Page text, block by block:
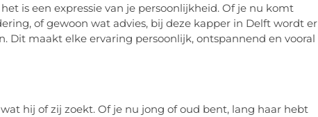
is een expressie van je persoonlijkheid. Of je nu komt
of gewoon wat advies, bij deze kapper in Delft wordt er
Dit maakt elke ervaring persoonlijk, ontspannend en vooral
hij of zij zoekt. Of je nu jong of oud bent, lang haar hebt